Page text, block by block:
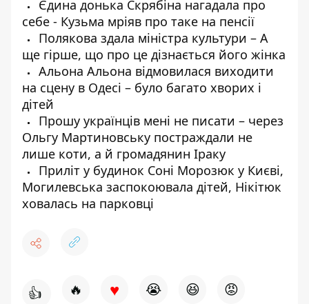
Єдина донька Скрябіна нагадала про
себе - Кузьма мріяв про таке на пенсії
Полякова здала міністра культури – А
ще гірше, що про це дізнається його жінка
Альона Альона відмовилася виходити
на сцену в Одесі – було багато хворих і
дітей
Прошу українців мені не писати – через
Ольгу Мартиновську постраждали не
лише коти, а й громадянин Іраку
Приліт у будинок Соні Морозюк у Києві,
Могилевська заспокоювала дітей, Нікітюк
ховалась на парковці
👍 🔥 ♥ 😭 😆 😡